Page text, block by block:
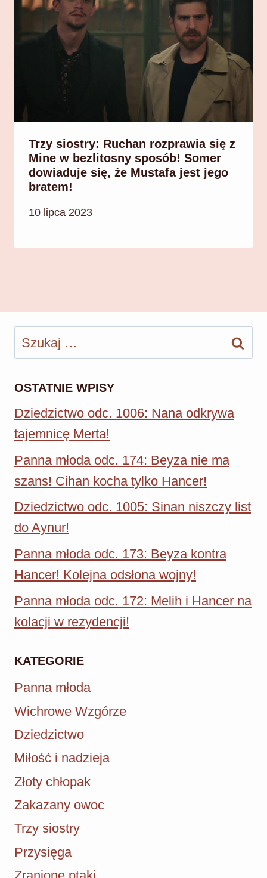
Trzy siostry: Ruchan rozprawia się z
Mine w bezlitosny sposób! Somer
dowiaduje się, że Mustafa jest jego
bratem!
10 lipca 2023
Szukaj:
OSTATNIE WPISY
Dziedzictwo odc. 1006: Nana odkrywa
tajemnicę Merta!
Panna młoda odc. 174: Beyza nie ma
szans! Cihan kocha tylko Hancer!
Dziedzictwo odc. 1005: Sinan niszczy list
do Aynur!
Panna młoda odc. 173: Beyza kontra
Hancer! Kolejna odsłona wojny!
Panna młoda odc. 172: Melih i Hancer na
kolacji w rezydencji!
KATEGORIE
Panna młoda
Wichrowe Wzgórze
Dziedzictwo
Miłość i nadzieja
Złoty chłopak
Zakazany owoc
Trzy siostry
Przysięga